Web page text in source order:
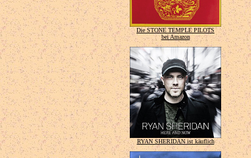
Die STONE TEMPLE PILOTS
bei Amazon
RYAN SHERIDAN ist käuflich